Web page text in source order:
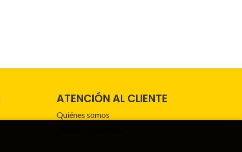
ATENCIÓN AL CLIENTE
Quiénes somos